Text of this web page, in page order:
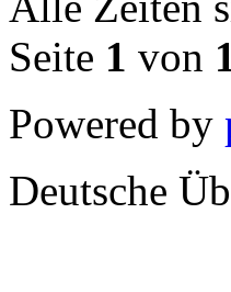
Seite 1 von
Powered by
Deutsche